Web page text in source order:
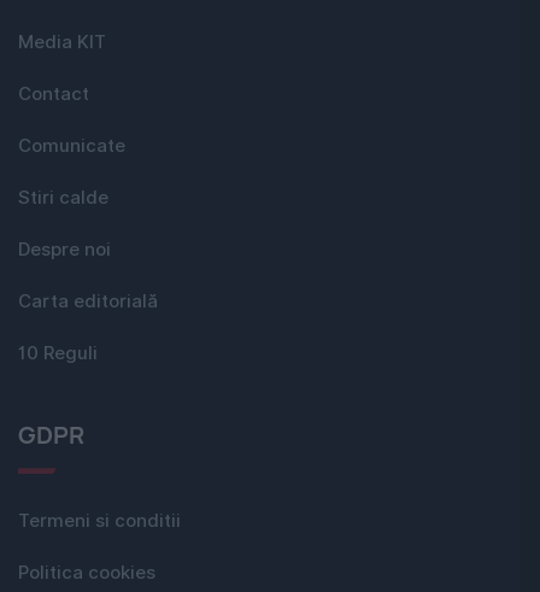
Media KIT
Contact
Comunicate
Stiri calde
Despre noi
Carta editorială
10 Reguli
GDPR
Termeni si conditii
Politica cookies